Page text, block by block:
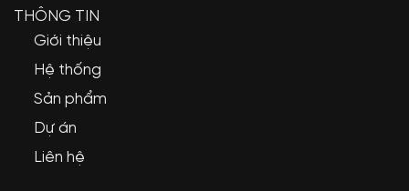
THÔNG TIN
Giới thiệu
Hệ thống
Sản phẩm
Dự án
Liên hệ